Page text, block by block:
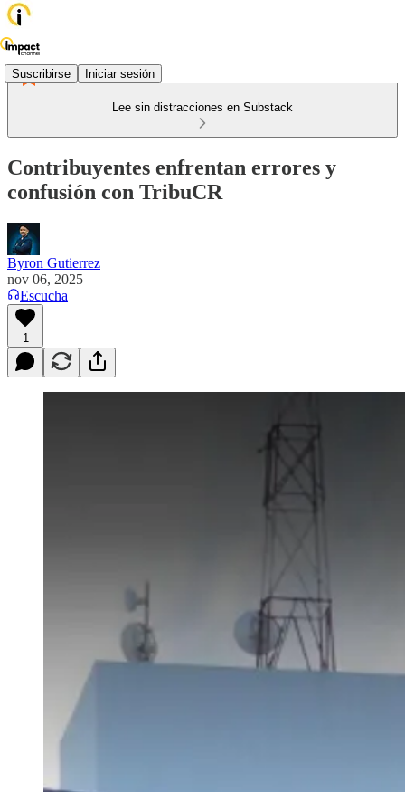
Suscribirse Iniciar sesión
Lee sin distracciones en Substack
Contribuyentes enfrentan errores y
confusión con TribuCR
Byron Gutierrez
nov 06, 2025
Escucha
1